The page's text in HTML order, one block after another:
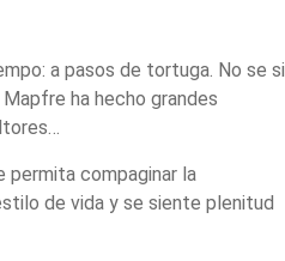
a pasos de tortuga. No se si
ha hecho grandes
permita compaginar la
de vida y se siente plenitud